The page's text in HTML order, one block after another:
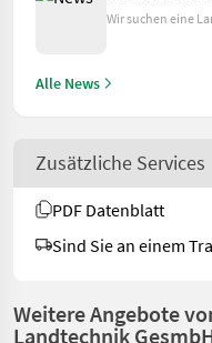
Wir suchen eine
Alle News
Zusätzliche Services
PDF Datenblatt
Sind Sie an einem
Weitere Angebote
Landtechnik